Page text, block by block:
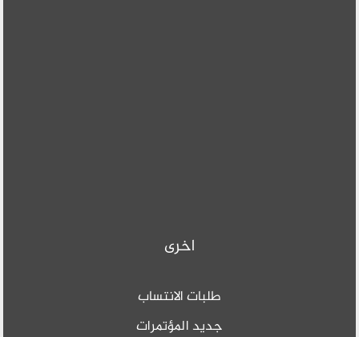
اخرى
طلبات الانتساب
جديد المؤتمرات